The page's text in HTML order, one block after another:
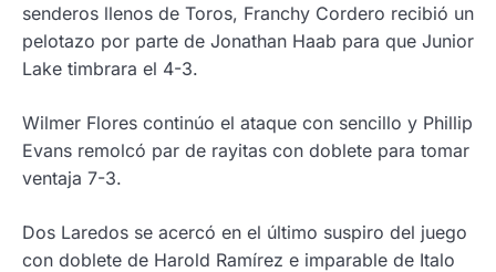
senderos llenos de Toros, Franchy Cordero recibió un
pelotazo por parte de Jonathan Haab para que Junior
Lake timbrara el 4-3.
Wilmer Flores continúo el ataque con sencillo y Phillip
Evans remolcó par de rayitas con doblete para tomar
ventaja 7-3.
Dos Laredos se acercó en el último suspiro del juego
con doblete de Harold Ramírez e imparable de Italo